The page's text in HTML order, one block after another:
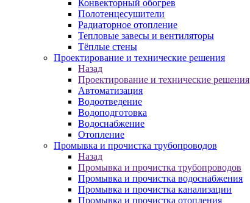
Конвекторный обогрев
Полотенцесушители
Радиаторное отопление
Тепловые завесы и вентиляторы
Тёплые стены
Проектирование и технические решения
Назад
Проектирование и технические решения
Автоматизация
Водоотведение
Водоподготовка
Водоснабжение
Отопление
Промывка и прочистка трубопроводов
Назад
Промывка и прочистка трубопроводов
Промывка и прочистка водоснабжения
Промывка и прочистка канализации
Промывка и прочистка отопления